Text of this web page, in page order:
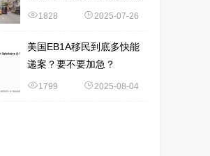
吧！1828 2025-07-26
美国EB1A移民到底多快能
递案？要不要加急？
1799 2025-08-04